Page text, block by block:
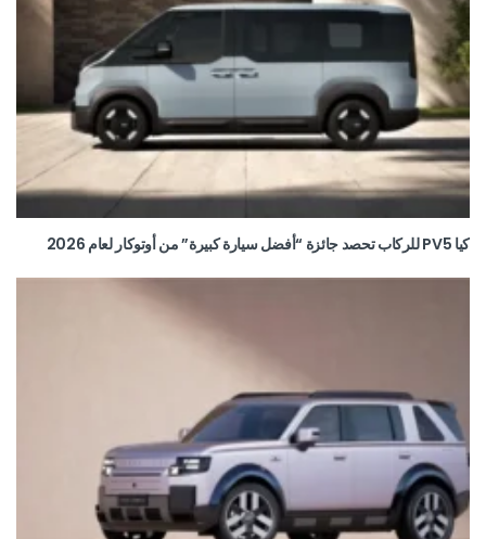
كيا PV5 للركاب تحصد جائزة “أفضل سيارة كبيرة” من أوتوكار لعام 2026